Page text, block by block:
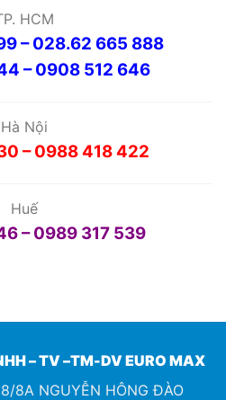
HCM
– 028.62 665 888
– 0908 512 646
Hà Nội
– 0988 418 422
Huế
– 0989 317 539
– TV –TM-DV EURO MAX
8A NGUYỄN HÔNG ĐÀO